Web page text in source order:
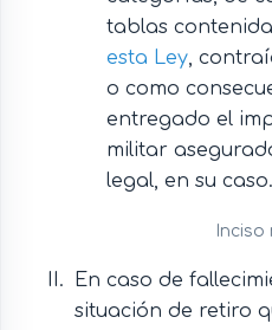
tablas
esta Ley,
o como
entregado el
militar
legal, en su caso.
En caso de
situación de retiro